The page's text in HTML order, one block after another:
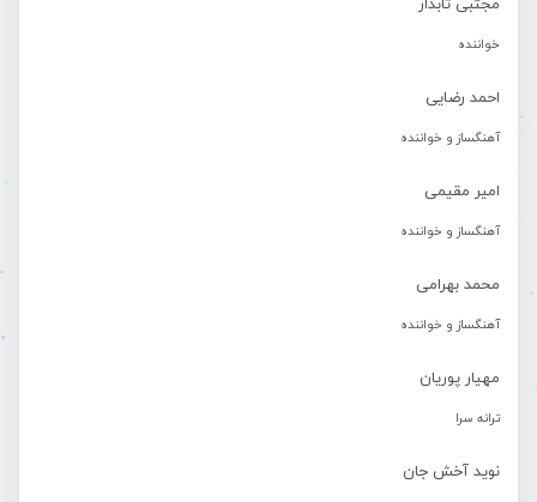
مجتبی تابدار
خواننده
احمد رضایی
آهنگساز و خواننده
امیر مقیمی
آهنگساز و خواننده
محمد بهرامی
آهنگساز و خواننده
مهیار پوریان
ترانه سرا
نوید آخش جان